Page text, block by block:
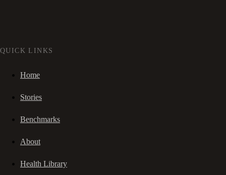
QUICK LINKS
Home
Stories
Benchmarks
About
Health Library